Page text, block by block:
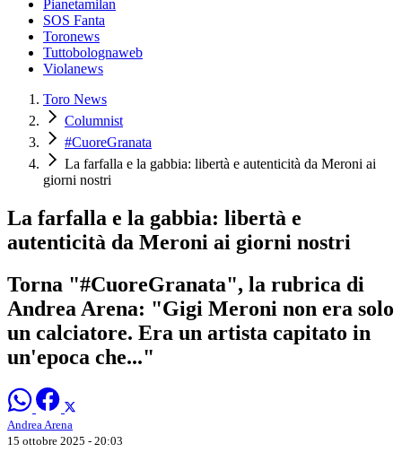
Pianetamilan
SOS Fanta
Toronews
Tuttobolognaweb
Violanews
Toro News
Columnist
#CuoreGranata
La farfalla e la gabbia: libertà e autenticità da Meroni ai
giorni nostri
La farfalla e la gabbia: libertà e
autenticità da Meroni ai giorni nostri
Torna "#CuoreGranata", la rubrica di
Andrea Arena: "Gigi Meroni non era solo
un calciatore. Era un artista capitato in
un'epoca che..."
Andrea Arena
15 ottobre 2025 - 20:03